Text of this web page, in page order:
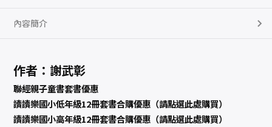
內容簡介
作者：謝武彰
聯經親子童書套書優惠
讀讀樂國小低年級12冊套書合購優惠（請點選此處購買）
讀讀樂國小高年級12冊套書合購優惠（請點選此處購買）